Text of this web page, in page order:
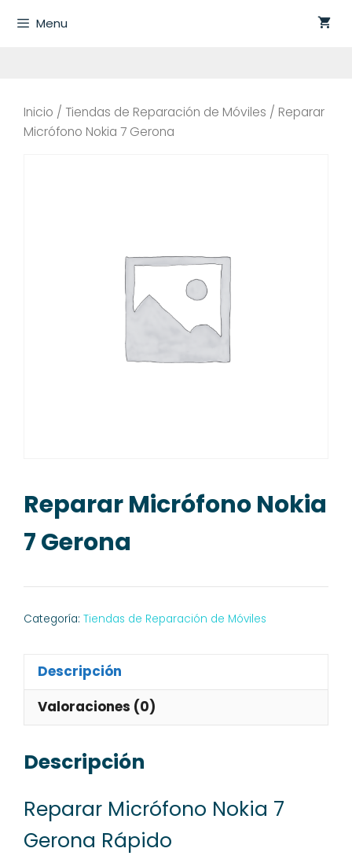
Menu
Inicio / Tiendas de Reparación de Móviles / Reparar
Micrófono Nokia 7 Gerona
Reparar Micrófono Nokia
7 Gerona
Categoría: Tiendas de Reparación de Móviles
Descripción
Valoraciones (0)
Descripción
Reparar Micrófono Nokia 7
Gerona Rápido